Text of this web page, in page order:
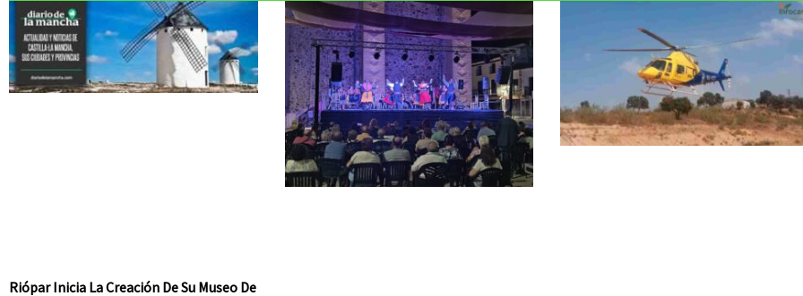
Riópar Inicia La Creación De Su Museo De